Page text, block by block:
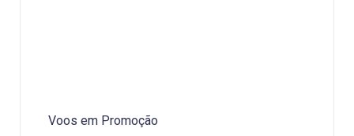
Voos em Promoção